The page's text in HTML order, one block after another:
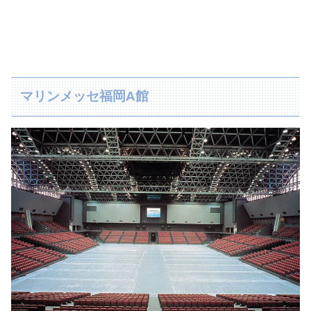
マリンメッセ福岡A館